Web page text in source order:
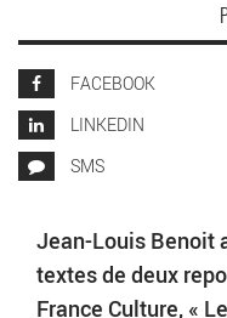
FACEBOOK
LINKEDIN
SMS
Jean-Louis Benoit
textes de deux
France Culture, «